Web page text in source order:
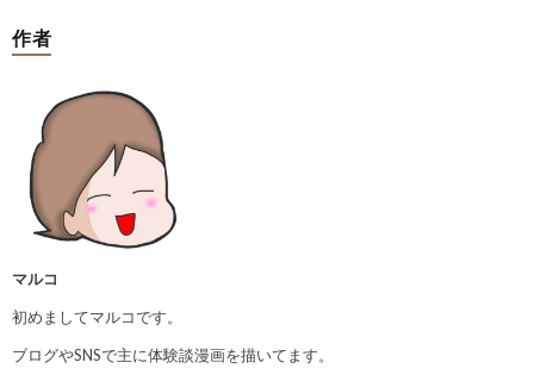
作者
マルコ
初めましてマルコです。
ブログやSNSで主に体験談漫画を描いてます。